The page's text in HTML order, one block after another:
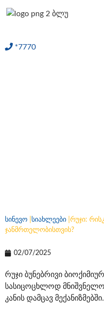
*7770
სინევო სიახლეები რუჯი:
ჯანმრთელობისთვის?
02/07/2025
რუჯი ბუნებრივი
სასიცოცხლოდ
კანის დამცავ მექანიზმებში.